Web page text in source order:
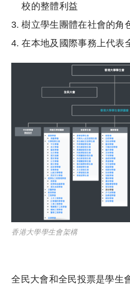
校的整體利益
樹立學生團體在社會的角
在本地及國際事務上代表
香港大學學生會架構
全民大會和全民投票是學生